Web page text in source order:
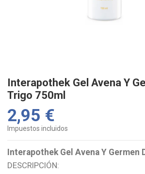
Interapothek Gel Avena Y
Trigo 750ml
2,95 €
Impuestos incluidos
Interapothek Gel Avena Y Germen
DESCRIPCIÓN: